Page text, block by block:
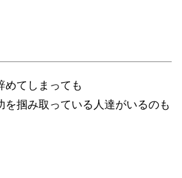
めてしまっても
を掴み取っている人達がいるのも